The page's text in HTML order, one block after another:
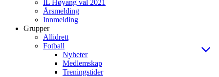
IL Høyang val 2021
Årsmelding
Innmelding
Grupper
Allidrett
Fotball
Nyheter
Medlemskap
Treningstider